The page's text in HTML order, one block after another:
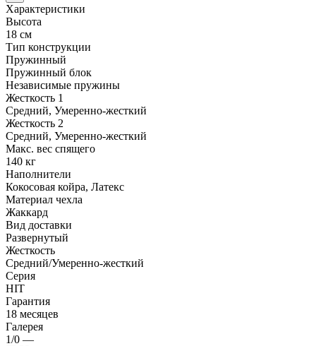
Характеристики
Высота
18 см
Тип конструкции
Пружинный
Пружинный блок
Независимые пружины
Жесткость 1
Средний, Умеренно-жесткий
Жесткость 2
Средний, Умеренно-жесткий
Макс. вес спящего
140 кг
Наполнители
Кокосовая койра, Латекс
Материал чехла
Жаккард
Вид доставки
Развернутый
Жесткость
Средний/Умеренно-жесткий
Серия
HIT
Гарантия
18 месяцев
Галерея
1/0 —